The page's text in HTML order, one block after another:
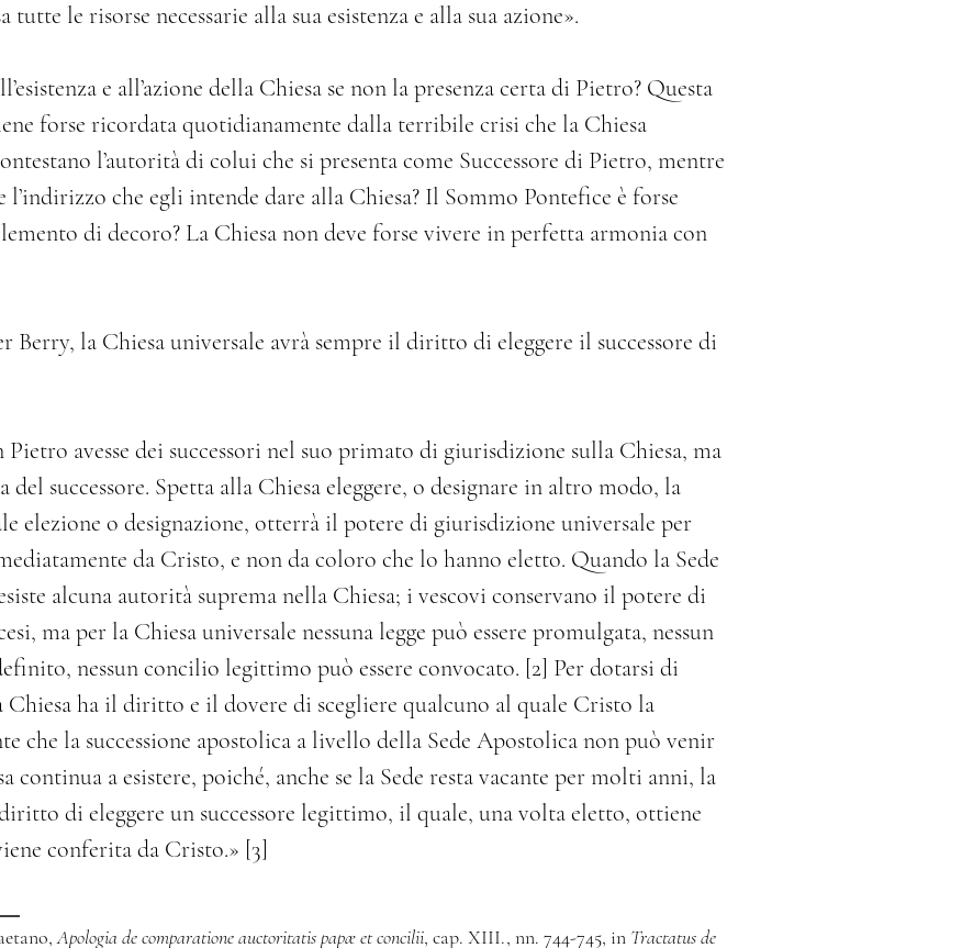
tutte le risorse necessarie alla sua esistenza e alla sua azione».
e all’azione della Chiesa se non la presenza certa di Pietro? Questa
forse ricordata quotidianamente dalla terribile crisi che la Chiesa
l’autorità di colui che si presenta come Successore di Pietro, mentre
che egli intende dare alla Chiesa? Il Sommo Pontefice è forse
di decoro? La Chiesa non deve forse vivere in perfetta armonia con
Berry, la Chiesa universale avrà sempre il diritto di eleggere il successore di
avesse dei successori nel suo primato di giurisdizione sulla Chiesa, ma
del successore. Spetta alla Chiesa eleggere, o designare in altro modo, la
elezione o designazione, otterrà il potere di giurisdizione universale per
da Cristo, e non da coloro che lo hanno eletto. Quando la Sede
alcuna autorità suprema nella Chiesa; i vescovi conservano il potere di
ma per la Chiesa universale nessuna legge può essere promulgata, nessun
nessun concilio legittimo può essere convocato. [2] Per dotarsi di
Chiesa ha il diritto e il dovere di scegliere qualcuno al quale Cristo la
che la successione apostolica a livello della Sede Apostolica non può venir
continua a esistere, poiché, anche se la Sede resta vacante per molti anni, la
di eleggere un successore legittimo, il quale, una volta eletto, ottiene
conferita da Cristo.» [3]
Apologia de comparatione auctoritatis papæ et concilii, cap. XIII., nn. 744-745, in Tractatus de